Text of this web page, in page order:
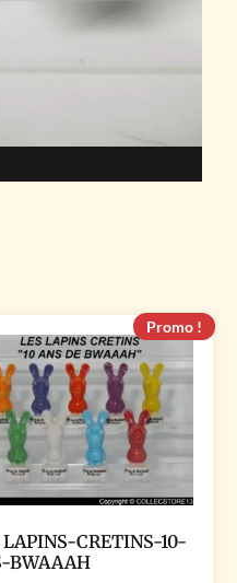
Promo !
LAPINS-CRETINS-10-
BWAAAH